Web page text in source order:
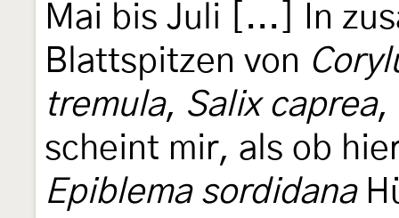
Mai bis Juli [...] In
Blattspitzen von
tremula, Salix caprea,
scheint mir, als ob
Epiblema sordidana